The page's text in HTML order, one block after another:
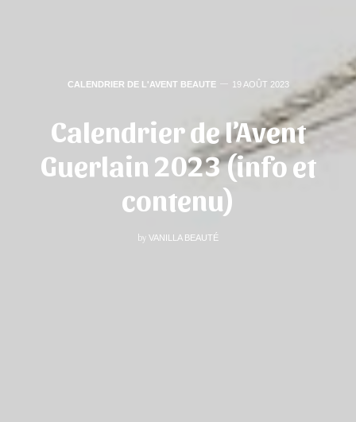
CALENDRIER DE L'AVENT BEAUTE 19 AOÛT 2023
Calendrier de l’Avent
Guerlain 2023 (info et
contenu)
by VANILLA BEAUTÉ